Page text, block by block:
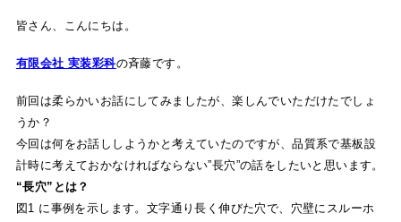
皆さん、こんにちは。
有限会社 実装彩科の斉藤です。
前回は柔らかいお話にしてみましたが、楽しんでいただけたでしょ
うか？
今回は何をお話ししようかと考えていたのですが、品質系で基板設
計時に考えておかなければならない”長穴”の話をし たいと思います。
“長穴”とは？
図1 に事例を示します。文字通り長く伸びた穴で、穴壁にスルーホ